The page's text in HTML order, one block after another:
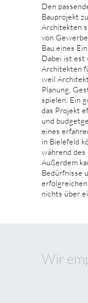
Den
Bauprojekt
Architekten
von
Bau eines
Dabei ist est
Architekten
weil
Planung,
spielen. Ein
das Projekt
und
eines
in Bielefeld
während des
Außerdem
Bedürfnisse
nichts über
Wir